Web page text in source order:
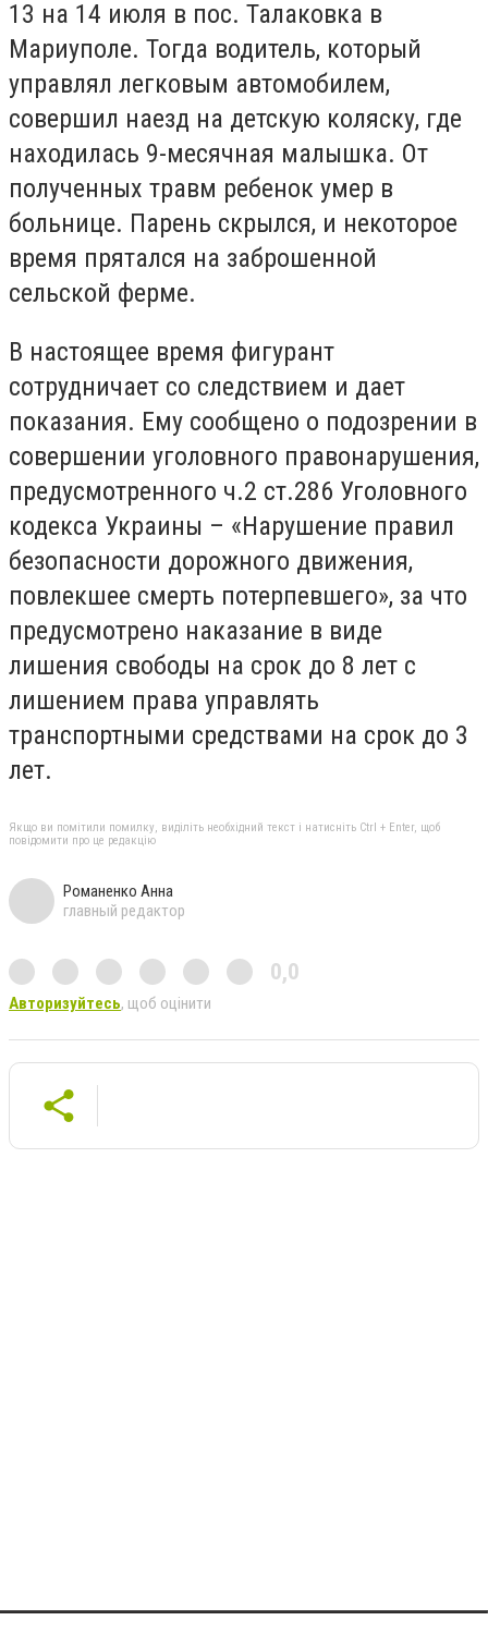
13 на 14 июля в пос. Талаковка в
Мариуполе. Тогда водитель, который
управлял легковым автомобилем,
совершил наезд на детскую коляску, где
находилась 9-месячная малышка. От
полученных травм ребенок умер в
больнице. Парень скрылся, и некоторое
время прятался на заброшенной
сельской ферме.
В настоящее время фигурант
сотрудничает со следствием и дает
показания. Ему сообщено о подозрении в
совершении уголовного правонарушения,
предусмотренного ч.2 ст.286 Уголовного
кодекса Украины – «Нарушение правил
безопасности дорожного движения,
повлекшее смерть потерпевшего», за что
предусмотрено наказание в виде
лишения свободы на срок до 8 лет с
лишением права управлять
транспортными средствами на срок до 3
лет.
Якщо ви помітили помилку, виділіть необхідний текст і натисніть Ctrl + Enter, щоб
повідомити про це редакцію
Романенко Анна
главный редактор
0,0
Авторизуйтесь, щоб оцінити